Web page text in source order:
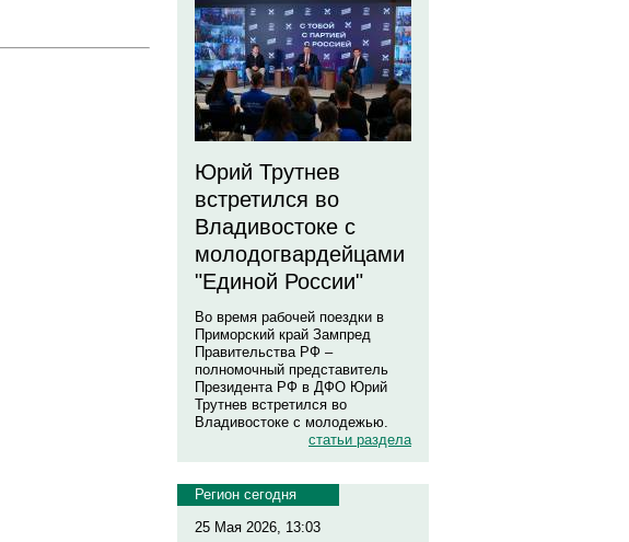
Юрий Трутнев
встретился во
Владивостоке с
молодогвардейцами
"Единой России"
Во время рабочей поездки в
Приморский край Зампред
Правительства РФ –
полномочный представитель
Президента РФ в ДФО Юрий
Трутнев встретился во
Владивостоке с молодежью.
статьи раздела
Регион сегодня
25 Мая 2026, 13:03